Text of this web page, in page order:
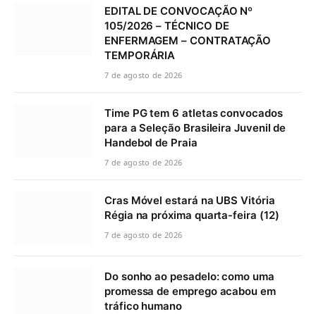
EDITAL DE CONVOCAÇÃO Nº
105/2026 – TÉCNICO DE
ENFERMAGEM – CONTRATAÇÃO
TEMPORÁRIA
7 de agosto de 2026
Time PG tem 6 atletas convocados
para a Seleção Brasileira Juvenil de
Handebol de Praia
7 de agosto de 2026
Cras Móvel estará na UBS Vitória
Régia na próxima quarta-feira (12)
7 de agosto de 2026
Do sonho ao pesadelo: como uma
promessa de emprego acabou em
tráfico humano